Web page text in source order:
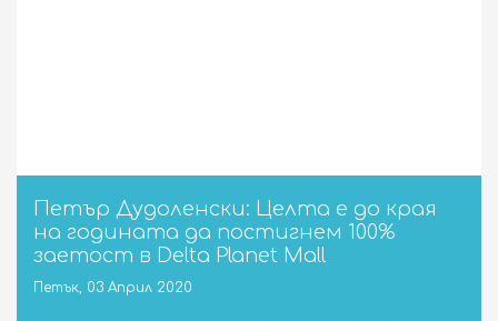
Петър Дудоленски: Целта е до края
на годината да постигнем 100%
заетост в Delta Planet Mall
Петък, 03 Април 2020